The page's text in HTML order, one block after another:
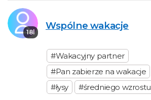
18l
Wspólne wakacje
#Wakacyjny partner
#Pan zabierze na wakacje
#łysy
#średniego wzrostu